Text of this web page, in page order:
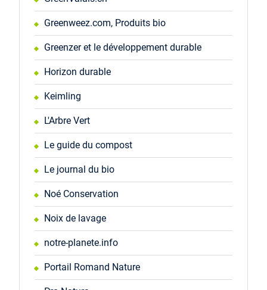
Greenweez.com, Produits bio
Greenzer et le développement durable
Horizon durable
Keimling
L'Arbre Vert
Le guide du compost
Le journal du bio
Noé Conservation
Noix de lavage
notre-planete.info
Portail Romand Nature